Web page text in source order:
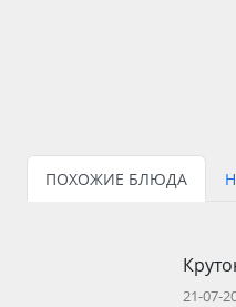
ПОХОЖИЕ БЛЮДА
21-07-